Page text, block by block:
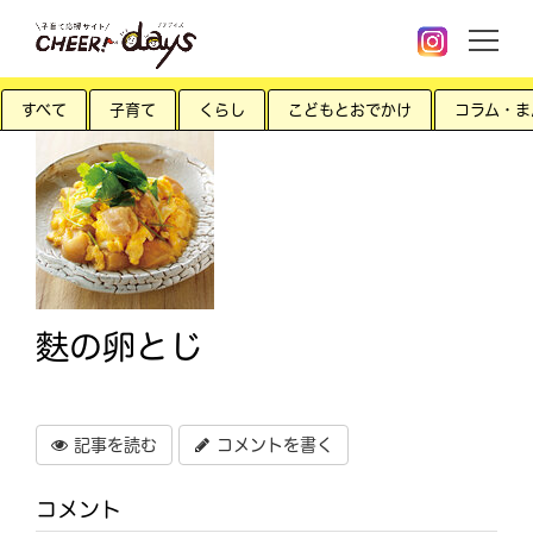
すべて 子育て くらし こどもとおでかけ コラム・
麩の卵とじ
記事を読む コメントを書く
コメント